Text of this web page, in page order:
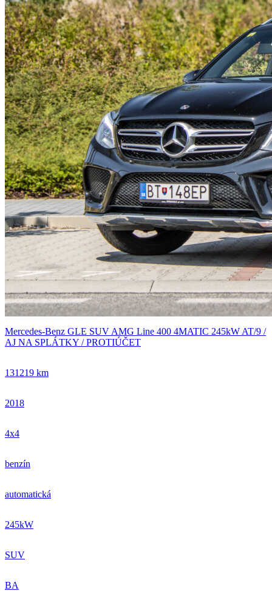
Mercedes-Benz GLE SUV AMG Line 400 4MATIC 245kW AT/9 /
AJ NA SPLÁTKY / PROTIÚČET
131219 km
2018
4x4
benzín
automatická
245kW
SUV
BA